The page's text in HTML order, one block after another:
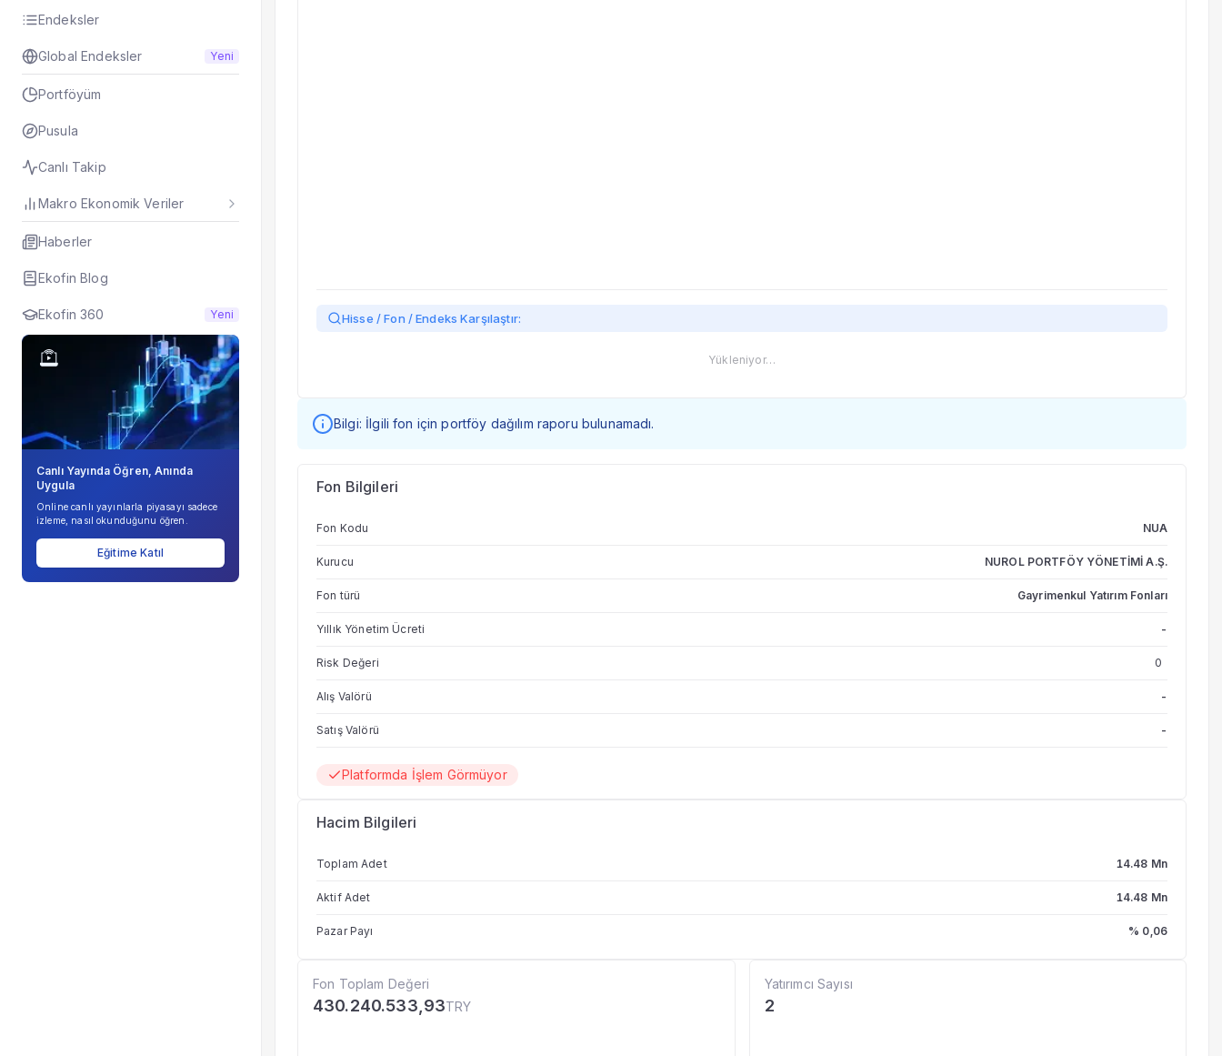
Endeksler
Global Endeksler Yeni
Portföyüm
Pusula
Canlı Takip
Makro Ekonomik Veriler
Haberler
Ekofin Blog
Ekofin 360 Yeni
Canlı Yayında Öğren, Anında
Uygula
Online canlı yayınlarla piyasayı sadece
izleme, nasıl okunduğunu öğren.
Eğitime Katıl
Hisse / Fon / Endeks Karşılaştır:
Yükleniyor…
Bilgi: İlgili fon için portföy dağılım raporu bulunamadı.
Fon Bilgileri
Fon Kodu NUA
Kurucu NUROL PORTFÖY YÖNETİMİ A.Ş.
Fon türü Gayrimenkul Yatırım Fonları
Yıllık Yönetim Ücreti -
Risk Değeri 0
Alış Valörü -
Satış Valörü -
Platformda İşlem Görmüyor
Hacim Bilgileri
Toplam Adet 14.48 Mn
Aktif Adet 14.48 Mn
Pazar Payı % 0,06
Fon Toplam Değeri
430.240.533,93TRY
Yatırımcı Sayısı
2